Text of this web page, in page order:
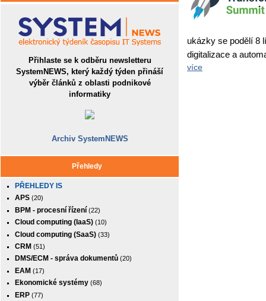
Přihlaste se k odběru newsletteru
SystemNEWS, který každý týden přináší
výběr článků z oblasti podnikové
informatiky
Archiv SystemNEWS
Přehledy
PŘEHLEDY IS
APS (20)
BPM - procesní řízení (22)
Cloud computing (IaaS) (10)
Cloud computing (SaaS) (33)
CRM (51)
DMS/ECM - správa dokumentů (20)
EAM (17)
Ekonomické systémy (68)
ERP (77)
ukázky se podělí 8
digitalizace a
více